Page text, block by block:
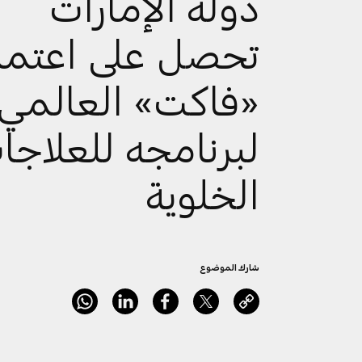
تحصل على
«فاكت»
لبرنامجه
الخلوية
شارك الموضوع